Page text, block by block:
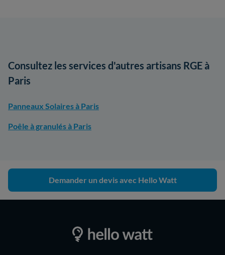
Consultez les services d'autres artisans RGE à
Paris
Panneaux Solaires à Paris
Poêle à granulés à Paris
Demander un devis avec Hello Watt